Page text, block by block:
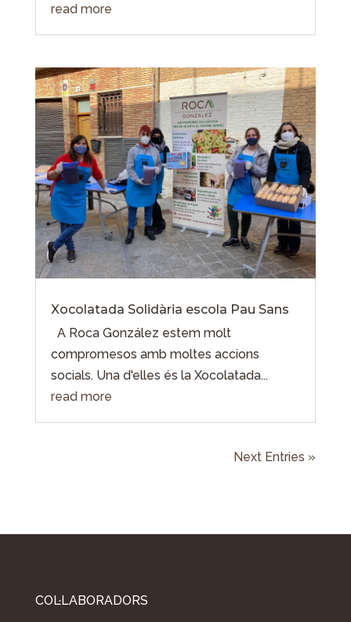
read more
Xocolatada Solidària escola Pau Sans
A Roca González estem molt
compromesos amb moltes accions
socials. Una d'elles és la Xocolatada...
read more
Next Entries »
COL·LABORADORS